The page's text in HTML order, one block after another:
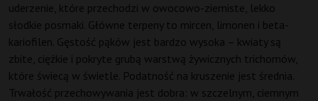
uderzenie, które przechodzi w owocowo-ziemiste, lekko
słodkie posmaki. Główne terpeny to mircen, limonen i beta-
kariofilen. Gęstość pąków jest bardzo wysoka – kwiaty są
zbite, ciężkie i pokryte grubą warstwą żywicznych trichomów,
które świecą w świetle. Podatność na kruszenie jest średnia.
Trwałość przechowywania jest dobra: w szczelnym, ciemnym